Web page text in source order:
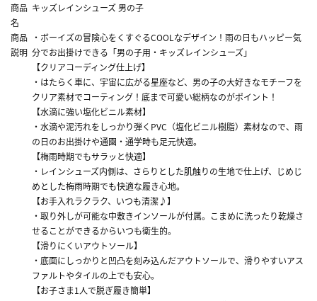
商品
名
キッズレインシューズ 男の子
商品
説明
・ボーイズの冒険心をくすぐるCOOLなデザイン！雨の日もハッピー気
分でお出掛けできる「男の子用・キッズレインシューズ」
【クリアコーディング仕上げ】
・はたらく車に、宇宙に広がる星座など、男の子の大好きなモチーフを
クリア素材でコーティング！底まで可愛い総柄なのがポイント！
【水滴に強い塩化ビニル素材】
・水滴や泥汚れをしっかり弾くPVC（塩化ビニル樹脂）素材なので、雨
の日のお出掛けや通園・通学時も足元快適。
【梅雨時期でもサラッと快適】
・レインシューズ内側は、さらりとした肌触りの生地で仕上げ、じめじ
めとした梅雨時期でも快適な履き心地。
【お手入れラクラク、いつも清潔♪】
・取り外しが可能な中敷きインソールが付属。こまめに洗ったり乾燥さ
せることができるからいつも衛生的。
【滑りにくいアウトソール】
・底面にしっかりと凹凸を刻み込んだアウトソールで、滑りやすいアス
ファルトやタイルの上でも安心。
【お子さま1人で脱ぎ履き簡単】